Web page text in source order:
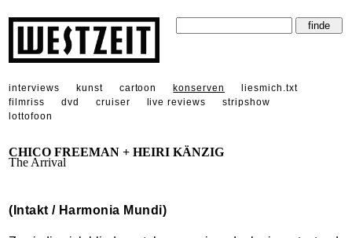
interviews kunst cartoon konserven
liesmich.txt
filmriss
dvd cruiser live reviews
stripshow
lottofoon
CHICO FREEMAN + HEIRI KÄNZIG
The Arrival
(Intakt / Harmonia Mundi)